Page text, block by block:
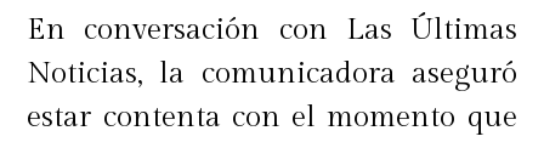
En conversación con Las Últimas
Noticias, la comunicadora aseguró
estar contenta con el momento que